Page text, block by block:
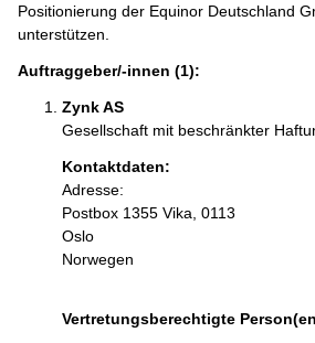
Positionierung der Equinor Deutschland
unterstützen.
Auftraggeber/-innen (1):
Zynk AS
Gesellschaft mit beschränkter
Kontaktdaten:
Adresse:
Postbox 1355 Vika, 0113
Oslo
Norwegen
Vertretungsberechtigte